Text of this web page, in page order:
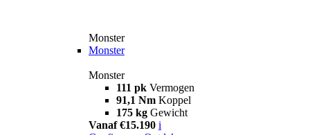
Monster
Monster
Monster
111 pk Vermogen
91,1 Nm Koppel
175 kg Gewicht
Vanaf €15.190 i